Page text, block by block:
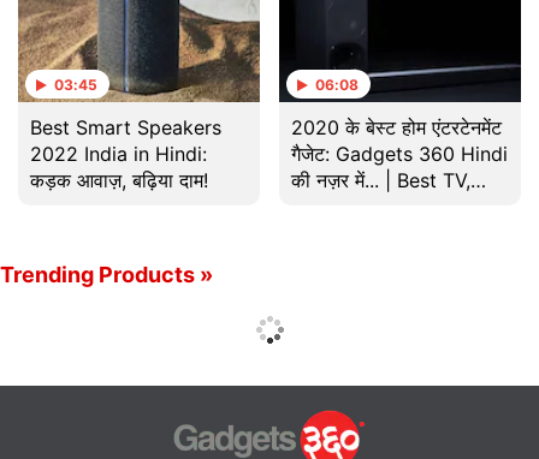
03:45
Best Smart Speakers
2022 India in Hindi:
कड़क आवाज़, बढ़िया दाम!
06:08
2020 के बेस्ट होम एंटरटेनमेंट
गैजेट: Gadgets 360 Hindi
की नज़र में... | Best TV,
Trending Products »